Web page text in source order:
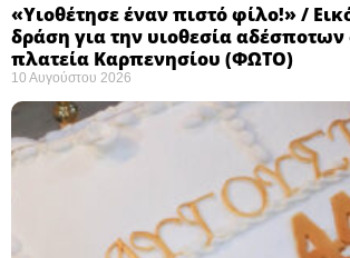
«Υιοθέτησε έναν πιστό φίλο!» /
δράση για την υιοθεσία
πλατεία Καρπενησίου (ΦΩΤΟ)
10 Αυγούστου 2026